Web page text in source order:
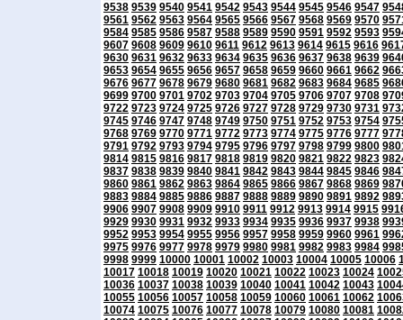
9538 9539 9540 9541 9542 9543 9544 9545 9546 9547
9561 9562 9563 9564 9565 9566 9567 9568 9569 9570
9584 9585 9586 9587 9588 9589 9590 9591 9592 9593
9607 9608 9609 9610 9611 9612 9613 9614 9615 9616
9630 9631 9632 9633 9634 9635 9636 9637 9638 9639
9653 9654 9655 9656 9657 9658 9659 9660 9661 9662
9676 9677 9678 9679 9680 9681 9682 9683 9684 9685
9699 9700 9701 9702 9703 9704 9705 9706 9707 9708
9722 9723 9724 9725 9726 9727 9728 9729 9730 9731
9745 9746 9747 9748 9749 9750 9751 9752 9753 9754
9768 9769 9770 9771 9772 9773 9774 9775 9776 9777
9791 9792 9793 9794 9795 9796 9797 9798 9799 9800
9814 9815 9816 9817 9818 9819 9820 9821 9822 9823
9837 9838 9839 9840 9841 9842 9843 9844 9845 9846
9860 9861 9862 9863 9864 9865 9866 9867 9868 9869
9883 9884 9885 9886 9887 9888 9889 9890 9891 9892
9906 9907 9908 9909 9910 9911 9912 9913 9914 9915
9929 9930 9931 9932 9933 9934 9935 9936 9937 9938
9952 9953 9954 9955 9956 9957 9958 9959 9960 9961
9975 9976 9977 9978 9979 9980 9981 9982 9983 9984
9998 9999 10000 10001 10002 10003 10004 10005 10006
10017 10018 10019 10020 10021 10022 10023 10024
10036 10037 10038 10039 10040 10041 10042 10043
10055 10056 10057 10058 10059 10060 10061 10062
10074 10075 10076 10077 10078 10079 10080 10081